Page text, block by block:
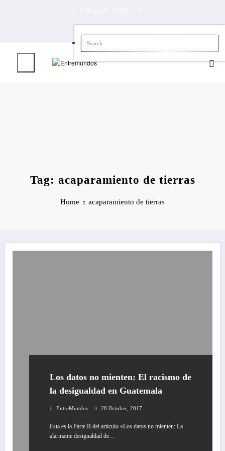
Tag: acaparamiento de tierras
Home acaparamiento de tierras
Los datos no mienten: El racismo de
la desigualdad en Guatemala
EntreMundos 28 October, 2017
Esta es la Parte II del artículo «Los datos no mienten: La
alarmante desigualdad de…